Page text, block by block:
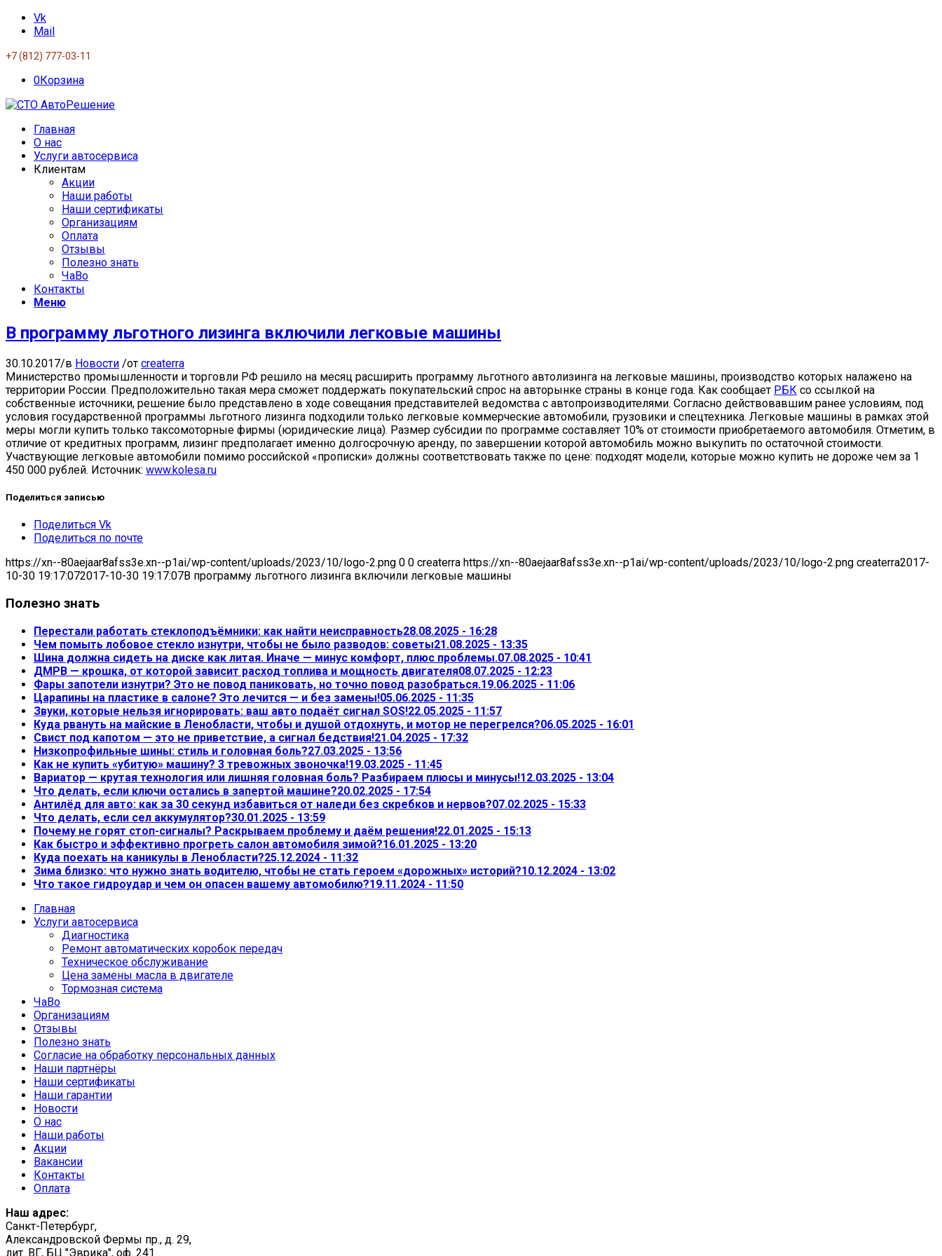
Vk
Mail
+7 (812) 777-03-11
0Корзина
Главная
О нас
Услуги автосервиса
Клиентам
Акции
Наши работы
Наши сертификаты
Организациям
Оплата
Отзывы
Полезно знать
ЧаВо
Контакты
Меню
В программу льготного лизинга включили легковые машины
30.10.2017/в Новости /от createrra
Министерство промышленности и торговли РФ решило на месяц расширить программу льготного автолизинга на легковые машины, производство которых налажено на
территории России. Предположительно такая мера сможет поддержать покупательский спрос на авторынке страны в конце года. Как сообщает РБК со ссылкой на
собственные источники, решение было представлено в ходе совещания представителей ведомства с автопроизводителями. Согласно действовавшим ранее условиям, под
условия государственной программы льготного лизинга подходили только легковые коммерческие автомобили, грузовики и спецтехника. Легковые машины в рамках этой
меры могли купить только таксомоторные фирмы (юридические лица). Размер субсидии по программе составляет 10% от стоимости приобретаемого автомобиля. Отметим, в
отличие от кредитных программ, лизинг предполагает именно долгосрочную аренду, по завершении которой автомобиль можно выкупить по остаточной стоимости.
Участвующие легковые автомобили помимо российской «прописки» должны соответствовать также по цене: подходят модели, которые можно купить не дороже чем за 1
450 000 рублей. Источник: www.kolesa.ru
Поделиться записью
Поделиться Vk
Поделиться по почте
https://xn--80aejaar8afss3e.xn--p1ai/wp-content/uploads/2023/10/logo-2.png 0 0 createrra https://xn--80aejaar8afss3e.xn--p1ai/wp-content/uploads/2023/10/logo-2.png createrra2017-
10-30 19:17:072017-10-30 19:17:07В программу льготного лизинга включили легковые машины
Полезно знать
Перестали работать стеклоподъёмники: как найти неисправность28.08.2025 - 16:28
Чем помыть лобовое стекло изнутри, чтобы не было разводов: советы21.08.2025 - 13:35
Шина должна сидеть на диске как литая. Иначе — минус комфорт, плюс проблемы.07.08.2025 - 10:41
ДМРВ — крошка, от которой зависит расход топлива и мощность двигателя08.07.2025 - 12:23
Фары запотели изнутри? Это не повод паниковать, но точно повод разобраться.19.06.2025 - 11:06
Царапины на пластике в салоне? Это лечится — и без замены!05.06.2025 - 11:35
Звуки, которые нельзя игнорировать: ваш авто подаёт сигнал SOS!22.05.2025 - 11:57
Куда рвануть на майские в Ленобласти, чтобы и душой отдохнуть, и мотор не перегрелся?06.05.2025 - 16:01
Свист под капотом — это не приветствие, а сигнал бедствия!21.04.2025 - 17:32
Низкопрофильные шины: стиль и головная боль?27.03.2025 - 13:56
Как не купить «убитую» машину? 3 тревожных звоночка!19.03.2025 - 11:45
Вариатор — крутая технология или лишняя головная боль? Разбираем плюсы и минусы!12.03.2025 - 13:04
Что делать, если ключи остались в запертой машине?20.02.2025 - 17:54
Антилёд для авто: как за 30 секунд избавиться от наледи без скребков и нервов?07.02.2025 - 15:33
Что делать, если сел аккумулятор?30.01.2025 - 13:59
Почему не горят стоп-сигналы? Раскрываем проблему и даём решения!22.01.2025 - 15:13
Как быстро и эффективно прогреть салон автомобиля зимой?16.01.2025 - 13:20
Куда поехать на каникулы в Ленобласти?25.12.2024 - 11:32
Зима близко: что нужно знать водителю, чтобы не стать героем «дорожных» историй?10.12.2024 - 13:02
Что такое гидроудар и чем он опасен вашему автомобилю?19.11.2024 - 11:50
Главная
Услуги автосервиса
Диагностика
Ремонт автоматических коробок передач
Техническое обслуживание
Цена замены масла в двигателе
Тормозная система
ЧаВо
Организациям
Отзывы
Полезно знать
Согласие на обработку персональных данных
Наши партнёры
Наши сертификаты
Наши гарантии
Новости
О нас
Наши работы
Акции
Вакансии
Контакты
Оплата
Наш адрес:
Санкт-Петербург,
Александровской Фермы пр., д. 29,
лит. ВГ, БЦ "Эврика", оф. 241